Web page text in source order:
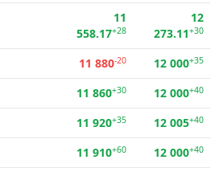
11
558.17+28
12
273.11+30
11 880-20 12 000+35
11 860+30 12 000+40
11 920+35 12 005+40
11 910+60 12 000+40